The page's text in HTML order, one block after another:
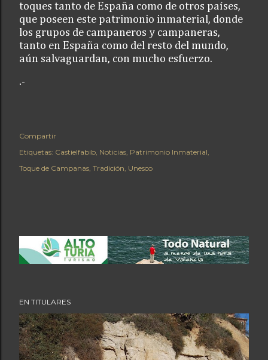
toques tanto de España como de otros países,
que poseen este patrimonio inmaterial, donde
los grupos de campaneros y campaneras,
tanto en España como del resto del mundo,
aún salvaguardan, con mucho esfuerzo.
.-
Compartir
Etiquetas: Castielfabib Noticias Patrimonio Inmaterial
Toque de Campanas Tradición Unesco
EN TITULARES